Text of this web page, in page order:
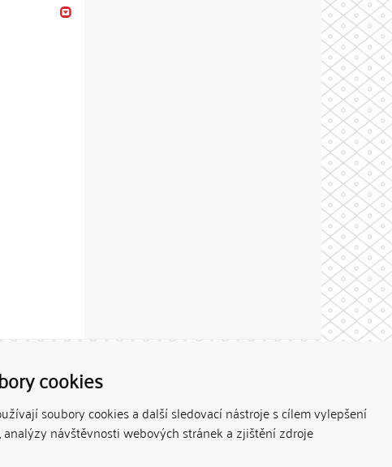
cookies
soubory cookies a další sledovací nástroje s cílem vylepšení
návštěvnosti webových stránek a zjištění zdroje